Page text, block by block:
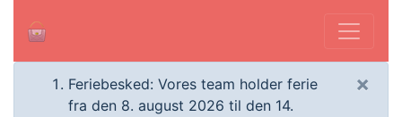
Feriebesked: Vores team holder ferie
fra den 8. august 2026 til den 14.
×